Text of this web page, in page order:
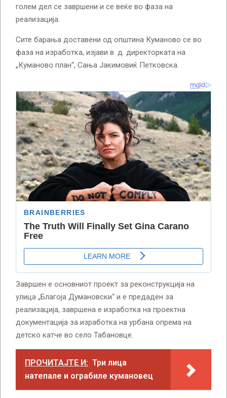
голем дел се завршени и се веќе во фаза на
реализација.
Сите барања доставени од општина Куманово се во
фаза на изработка, изјави в. д. директорката на
„Куманово план“, Сања Јакимовиќ Петковска.
Завршен е основниот проект за реконструкција на
улица „Благоја Думановски“ и е предаден за
реализација, завршена е изработка на проектна
документација за изработка на урбана опрема на
детско катче во село Табановце.
ПРОЧИТАЈТЕ И: Три лица
натепале и ограбиле кумановец